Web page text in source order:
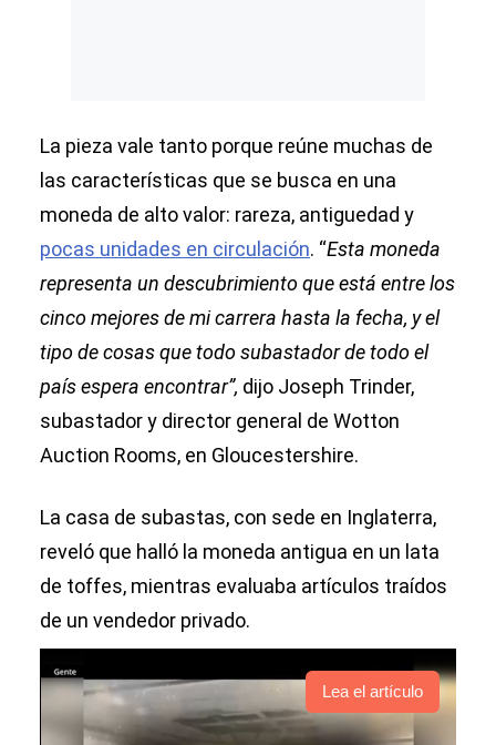
La pieza vale tanto porque reúne muchas de
las características que se busca en una
moneda de alto valor: rareza, antiguedad y
pocas unidades en circulación. “Esta moneda
representa un descubrimiento que está entre los
cinco mejores de mi carrera hasta la fecha, y el
tipo de cosas que todo subastador de todo el
país espera encontrar”, dijo Joseph Trinder,
subastador y director general de Wotton
Auction Rooms, en Gloucestershire.
La casa de subastas, con sede en Inglaterra,
reveló que halló la moneda antigua en un lata
de toffes, mientras evaluaba artículos traídos
de un vendedor privado.
Lea el artículo